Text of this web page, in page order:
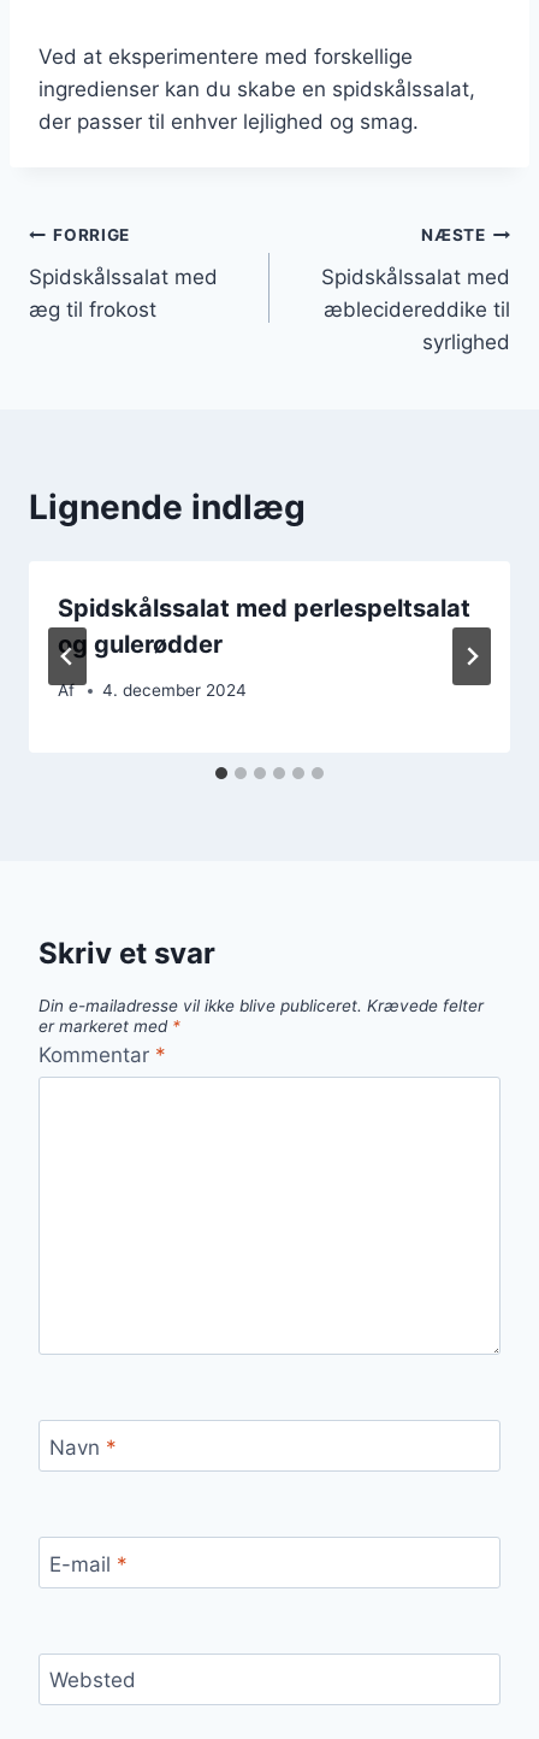
Ved at eksperimentere med forskellige
ingredienser kan du skabe en spidskålssalat,
der passer til enhver lejlighed og smag.
Indlægsnavigation
FORRIGE
Spidskålssalat med
æg til frokost
NÆSTE
Spidskålssalat med
æblecidereddike til
syrlighed
Lignende indlæg
Spidskålssalat med perlespeltsalat
og gulerødder
Af 4. december 2024
Skriv et svar
Din e-mailadresse vil ikke blive publiceret. Krævede felter
er markeret med *
Kommentar *
Navn *
E-mail *
Websted